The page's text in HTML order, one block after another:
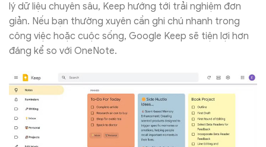
lý dữ liệu chuyên sâu, Keep hướng tới trải nghiệm đơn
giản. Nếu bạn thường xuyên cần ghi chú nhanh trong
công việc hoặc cuộc sống, Google Keep sẽ tiện lợi hơn
đáng kể so với OneNote.